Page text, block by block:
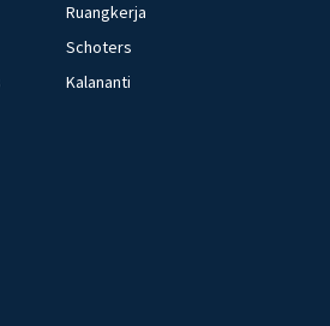
Ruangkerja
Schoters
Kalananti